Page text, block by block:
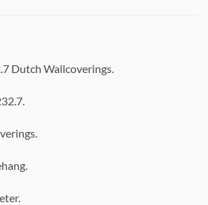
Dutch Wallcoverings.